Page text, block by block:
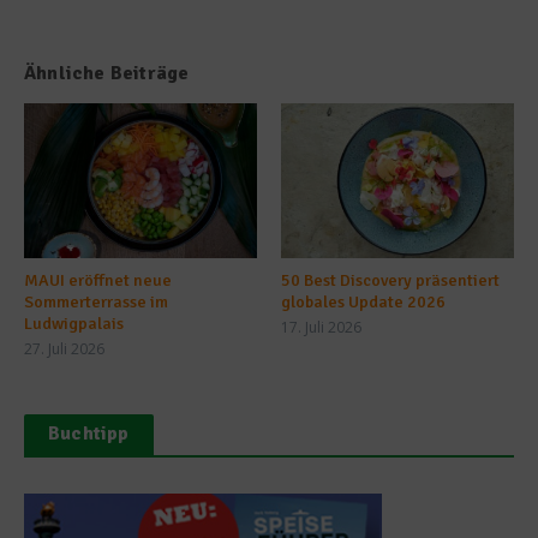
Ähnliche Beiträge
MAUI eröffnet neue
Sommerterrasse im
Ludwigpalais
27. Juli 2026
50 Best Discovery präsentiert
globales Update 2026
17. Juli 2026
Buchtipp